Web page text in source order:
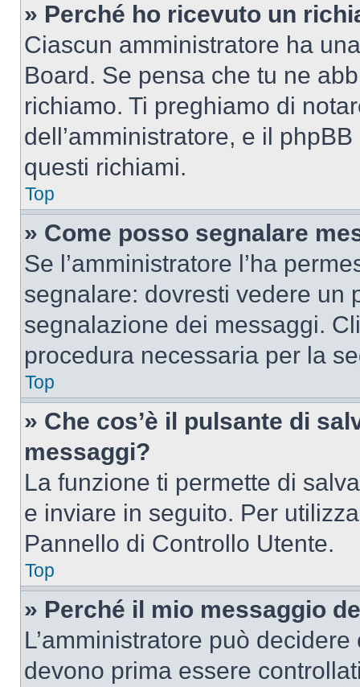
» Perché ho ricevuto un
Ciascun amministratore ha
Board. Se pensa che tu ne
richiamo. Ti preghiamo di
dell’amministratore, e il
questi richiami.
Top
» Come posso segnalare
Se l’amministratore l’ha
segnalare: dovresti vedere un
segnalazione dei messaggi.
procedura necessaria per la
Top
» Che cos’è il pulsante di
messaggi?
La funzione ti permette di
e inviare in seguito. Per
Pannello di Controllo Utente.
Top
» Perché il mio messaggio
L’amministratore può
devono prima essere